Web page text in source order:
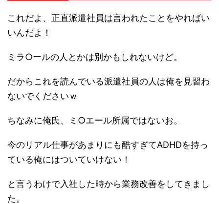
これだよ、正直派遣社員は言われたことをやればい
いんだよ！
ミラ○ールの人とかは別かもしれないけど。
だからこれを読んでいる派遣社員の人は俺を見習わ
ないでくださいｗ
ちなみに俺氏、ミ○エール所属ではないお。
今のリアル仕事があまりにも酷すぎてADHDを持っ
ている俺にはついていけない！
と言うわけで入社した時から業務改善をしてきまし
た。